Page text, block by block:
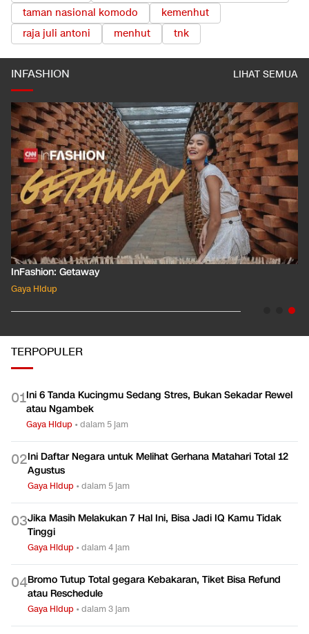
taman nasional komodo
kemenhut
raja juli antoni
menhut tnk
INFASHION LIHAT SEMUA
InFashion: Masking the Ox
Gaya Hidup
TERPOPULER
01Ini 6 Tanda Kucingmu Sedang Stres, Bukan Sekadar Rewel
atau Ngambek
Gaya Hidup •dalam 5 jam
02Ini Daftar Negara untuk Melihat Gerhana Matahari Total 12
Agustus
Gaya Hidup •dalam 5 jam
03Jika Masih Melakukan 7 Hal Ini, Bisa Jadi IQ Kamu Tidak
Tinggi
Gaya Hidup •dalam 4 jam
04Bromo Tutup Total gegara Kebakaran, Tiket Bisa Refund
atau Reschedule
Gaya Hidup •dalam 3 jam